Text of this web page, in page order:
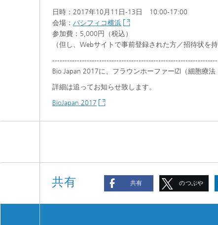
日時：2017年10月11日‐13日 10:00-17:00
会場： パシフィコ横浜
参加費：5,000円（税込）
（但し、Webサイトで事前登録された方／招待状を
Bio Japan 2017に、フラウンホーファーIZI（細胞療
詳細は追ってお知らせ致します。
BioJapan 2017
共有 共有 のつぶや